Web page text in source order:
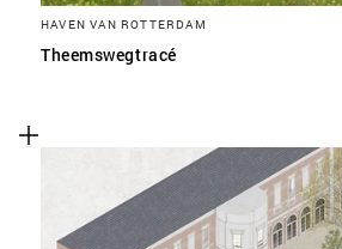
HAVEN VAN ROTTERDAM
Theemswegtracé